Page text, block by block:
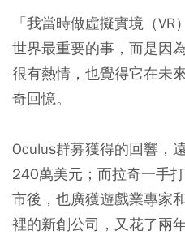
「我當時做虛擬實境（
世界最重要的事，而是因
很有熱情，也覺得它在未
奇回憶。
Oculus群募獲得的回響，
240萬美元；而拉奇一手
市後，也廣獲遊戲業專家
裡的新創公司，又花了兩